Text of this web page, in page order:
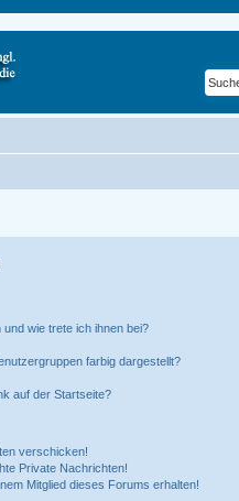
wie trete ich ihnen bei?
farbig dargestellt?
auf der Startseite?
verschicken!
Private Nachrichten!
Mitglied dieses Forums erhalten!